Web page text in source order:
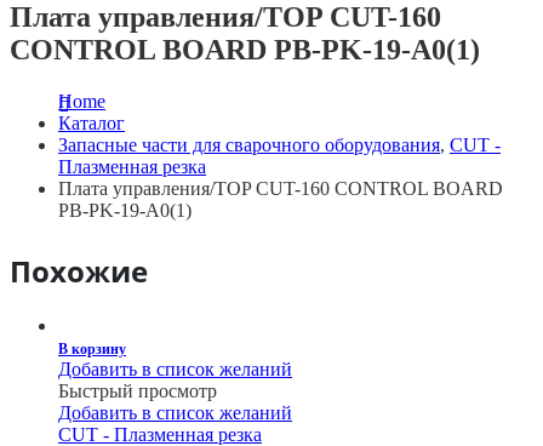
Плата управления/TOP CUT-160
CONTROL BOARD PB-PK-19-A0(1)
Home
Каталог
Запасные части для сварочного оборудования, CUT -
Плазменная резка
Плата управления/TOP CUT-160 CONTROL BOARD
PB-PK-19-A0(1)
Похожие
В корзину
Добавить в список желаний
Быстрый просмотр
Добавить в список желаний
CUT - Плазменная резка